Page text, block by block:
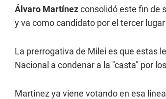
Álvaro Martínezconsolidó este fin de
y va como candidato por el tercer
La prerrogativa de Milei es que estas
Nacional a condenar a la "casta" por
Martínez ya viene votando en esa